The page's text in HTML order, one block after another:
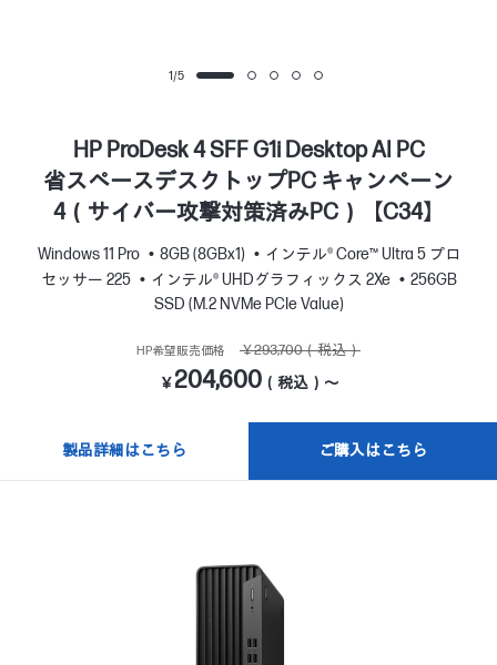
1/5
HP ProDesk 4 SFF G1i Desktop AI PC
省スペースデスクトップPC キャンペーン
4（サイバー攻撃対策済みPC）【C34】
Windows 11 Pro 8GB (8GBx1)
インテル® Core™ Ultra 5 プロ
セッサー 225
インテル® UHDグラフィックス 2Xe
256GB
SSD (M.2 NVMe PCIe Value)
HP希望販売価格 ￥293,700（税込）
￥204,600（税込）～
製品詳細はこちら ご購入はこちら